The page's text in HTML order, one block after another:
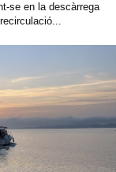
se en la descàrrega